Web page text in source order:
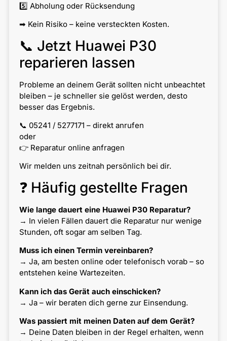
5️⃣ Abholung oder Rücksendung
➡ Kein Risiko – keine versteckten Kosten.
📞 Jetzt Huawei P30
reparieren lassen
Probleme an deinem Gerät sollten nicht unbeachtet
bleiben – je schneller sie gelöst werden, desto
besser das Ergebnis.
📞 05241 / 5277171 – direkt anrufen
oder
👉 Reparatur online anfragen
Wir melden uns zeitnah persönlich bei dir.
❓ Häufig gestellte Fragen
Wie lange dauert eine Huawei P30 Reparatur?
→ In vielen Fällen dauert die Reparatur nur wenige
Stunden, oft sogar am selben Tag.
Muss ich einen Termin vereinbaren?
→ Ja, am besten online oder telefonisch vorab – so
entstehen keine Wartezeiten.
Kann ich das Gerät auch einschicken?
→ Ja – wir beraten dich gerne zur Einsendung.
Was passiert mit meinen Daten auf dem Gerät?
→ Deine Daten bleiben in der Regel erhalten, wenn